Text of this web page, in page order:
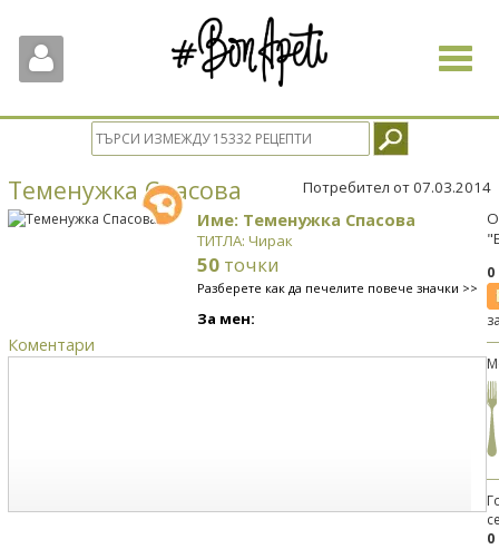
Toggle
Теменужка Спасова Потребител от 07.03.2014
Име: Теменужка Спасова
ТИТЛА: Чирак
50 точки
Разберете как да печелите повече значки >>
За мен:
Коментари
0